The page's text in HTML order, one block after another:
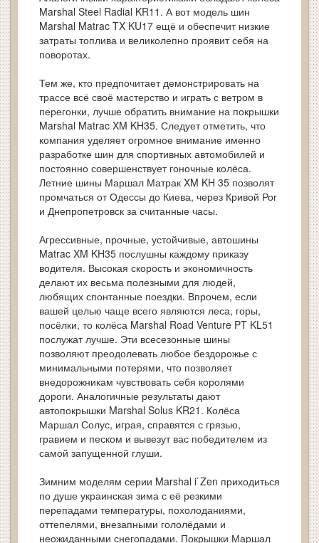
Marshal Steel Radial KR11. А вот модель шин
Marshal Matrac TX KU17 ещё и обеспечит низкие
затраты топлива и великолепно проявит себя на
поворотах.
Тем же, кто предпочитает демонстрировать на
трассе всё своё мастерство и играть с ветром в
перегонки, лучше обратить внимание на покрышки
Marshal Matrac XM KH35. Следует отметить, что
компания уделяет огромное внимание именно
разработке шин для спортивных автомобилей и
постоянно совершенствует гоночные колёса.
Летние шины Маршал Матрак XM KH 35 позволят
промчаться от Одессы до Киева, через Кривой Рог
и Днепропетровск за считанные часы.
Агрессивные, прочные, устойчивые, автошины
Matrac XM KH35 послушны каждому приказу
водителя. Высокая скорость и экономичность
делают их весьма полезными для людей,
любящих спонтанные поездки. Впрочем, если
вашей целью чаще всего являются леса, горы,
посёлки, то колёса Marshal Road Venture PT KL51
послужат лучше. Эти всесезонные шины
позволяют преодолевать любое бездорожье с
минимальными потерями, что позволяет
внедорожникам чувствовать себя королями
дороги. Аналогичные результаты дают
автопокрышки Marshal Solus KR21. Колёса
Маршал Солус, играя, справятся с грязью,
гравием и песком и вывезут вас победителем из
самой запущенной глуши.
Зимним моделям серии Marshal i`Zen приходиться
по душе украинская зима с её резкими
перепадами температуры, похолоданиями,
оттепелями, внезапными гололёдами и
неожиданными снегопадами. Покрышки Маршал